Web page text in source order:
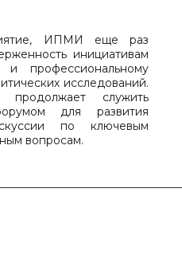
ИПМИ еще раз
инициативам
профессиональному
исследований.
служить
для развития
по ключевым
вопросам.